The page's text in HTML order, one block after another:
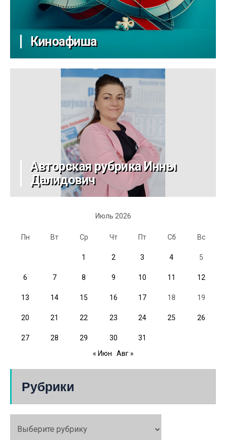
Киноафиша
Авторская рубрика Инны
Далидович
Июль 2026
Пн Вт Ср Чт Пт Сб Вс
1 2 3 4 5
6 7 8 9 10 11 12
13 14 15 16 17 18 19
20 21 22 23 24 25 26
27 28 29 30
31
« Июн
Авг »
Рубрики